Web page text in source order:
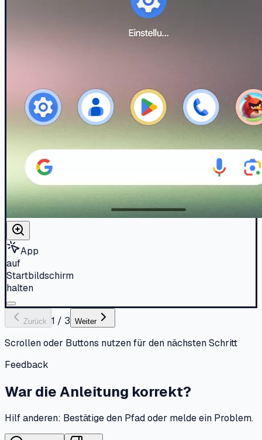
App
auf
Startbildschirm
halten
Zurück 1 / 3 Weiter
Scrollen oder Buttons nutzen für den nächsten Schritt
Feedback
War die Anleitung korrekt?
Hilf anderen: Bestätige den Pfad oder melde ein Problem.